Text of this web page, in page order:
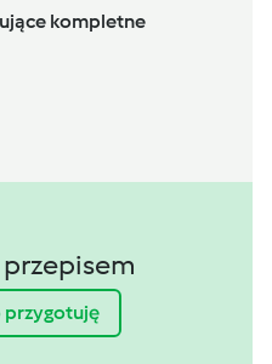
kompletne
przepisem
przygotuję